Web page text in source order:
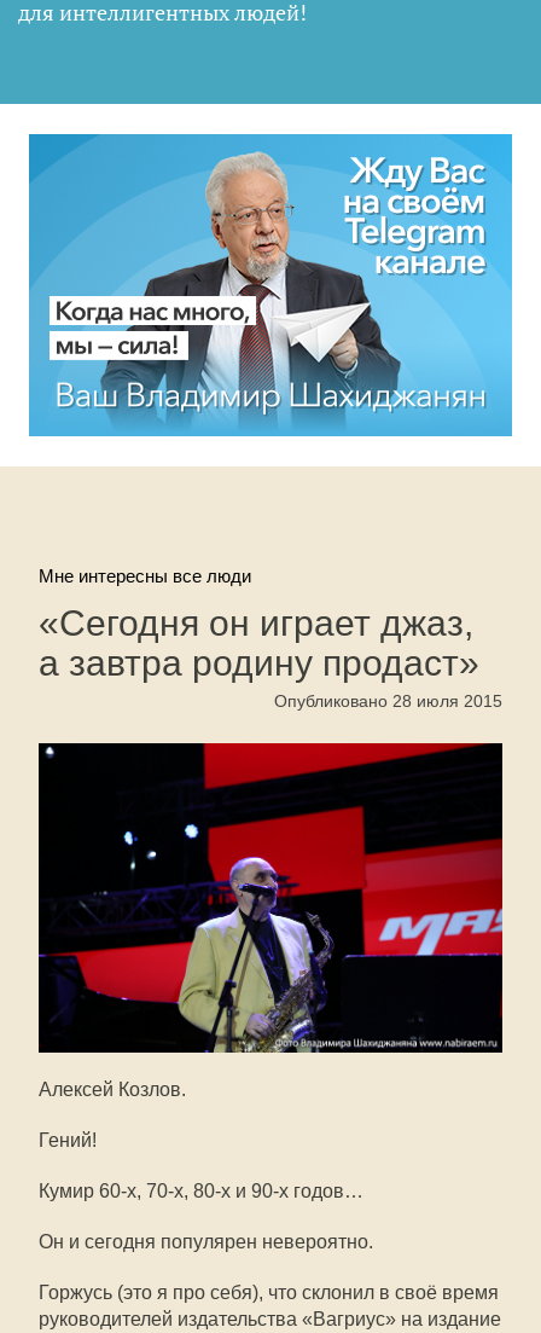
для интеллигентных людей!
Мне интересны все люди
«Сегодня он играет джаз,
а завтра родину продаст»
Опубликовано 28 июля 2015
Алексей Козлов.
Гений!
Кумир 60-х, 70-х, 80-х и 90-х годов…
Он и сегодня популярен невероятно.
Горжусь (это я про себя), что склонил в своё время
руководителей издательства «Вагриус» на издание